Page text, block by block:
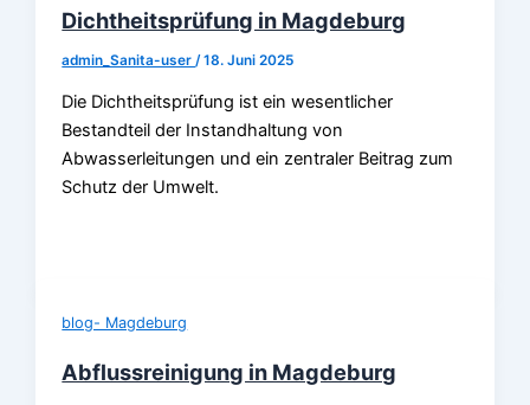
Dichtheitsprüfung in Magdeburg
admin_Sanita-user/18. Juni 2025
Die Dichtheitsprüfung ist ein wesentlicher
Bestandteil der Instandhaltung von
Abwasserleitungen und ein zentraler Beitrag zum
Schutz der Umwelt.
blog- Magdeburg
Abflussreinigung in Magdeburg